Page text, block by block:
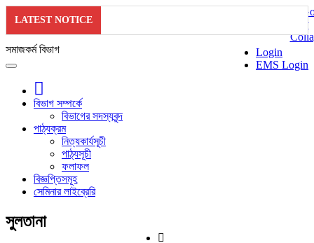
LATEST NOTICE
Login
EMS Login
সমাজকর্ম বিভাগ
বিভাগ সম্পর্কে
বিভাগের সদস্যবৃন্দ
পাঠ্যক্রম
নিত্যকার্যসূচী
পাঠ্যসূচী
ফলাফল
বিজ্ঞপ্তিসমূহ
সেমিনার লাইব্রেরি
সুলতানা